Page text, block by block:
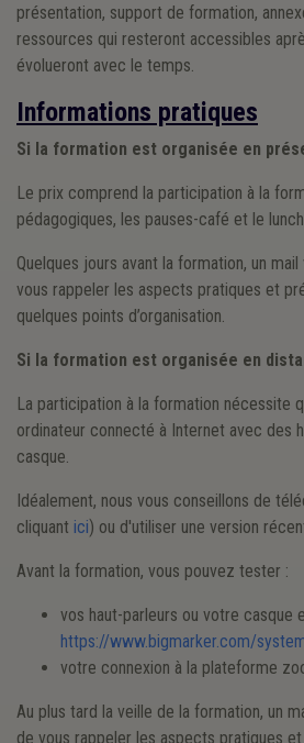
présentation, support de formation,
ressources qui resteront accessibles
évolueront avec le temps.
Informations pratiques
Si la formation est organisée en
Le prix comprend la participation à la
pédagogiques, les pauses-café et le
Quelques jours avant la formation, un
vous rappeler les aspects pratiques et
quelques points d’organisation.
Si la formation est organisée en
La participation à la formation nécessite
ordinateur connecté à Internet avec des
casque.
Idéalement, nous vous conseillons de
cliquant ici) ou d'utiliser une version
Avant la formation, vous pouvez tester :
vos haut-parleurs ou votre casque
https://www.bigmarker.com/
votre connexion à la plateforme
Au plus tard la veille de la formation, un
de vous rappeler les aspects pratiques